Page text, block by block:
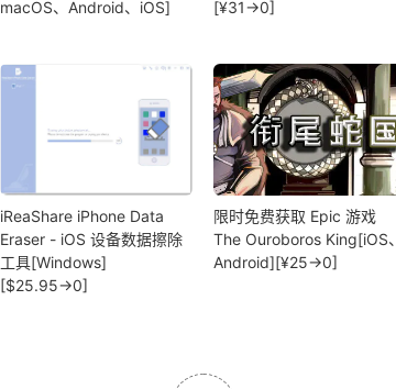
macOS、Android、iOS]
[¥31→0]
iReaShare iPhone Data
Eraser - iOS 设备数据擦除
工具[Windows]
[$25.95→0]
限时免费获取 Epic 游戏
The Ouroboros King[iOS、
Android][¥25→0]